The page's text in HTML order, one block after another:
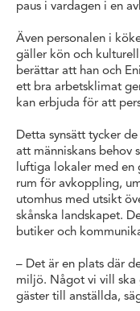
paus i vardagen i en
Även personalen i
gäller kön och
berättar att han och
ett bra arbetsklimat
kan erbjuda för att
Detta synsätt tycker
att människans behov
luftiga lokaler med en
rum för avkoppling,
utomhus med utsikt
skånska landskapet.
butiker och
– Det är en plats där
miljö. Något vi vill ska
gäster till anställda,